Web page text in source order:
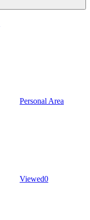
Personal Area
Viewed0